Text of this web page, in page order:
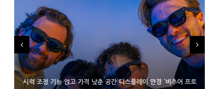
시력 조정 기능 얹고 가격 낮춘 공간 디스플레이 안경 ‘비추어 프로